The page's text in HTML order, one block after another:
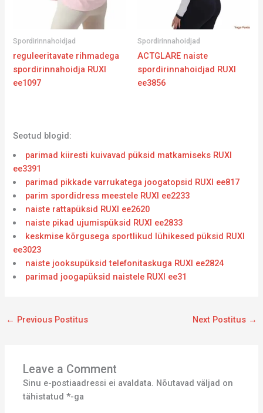
Spordirinnahoidjad
reguleeritavate rihmadega
spordirinnahoidja RUXI
ee1097
Spordirinnahoidjad
ACTGLARE naiste
spordirinnahoidjad RUXI
ee3856
Seotud blogid:
parimad kiiresti kuivavad püksid matkamiseks RUXI
ee3391
parimad pikkade varrukatega joogatopsid RUXI ee817
parim spordidress meestele RUXI ee2233
naiste rattapüksid RUXI ee2620
naiste pikad ujumispüksid RUXI ee2833
keskmise kõrgusega sportlikud lühikesed püksid RUXI
ee3023
naiste jooksupüksid telefonitaskuga RUXI ee2824
parimad joogapüksid naistele RUXI ee31
← Previous Postitus Next Postitus →
Leave a Comment
Sinu e-postiaadressi ei avaldata. Nõutavad väljad on
tähistatud*-ga